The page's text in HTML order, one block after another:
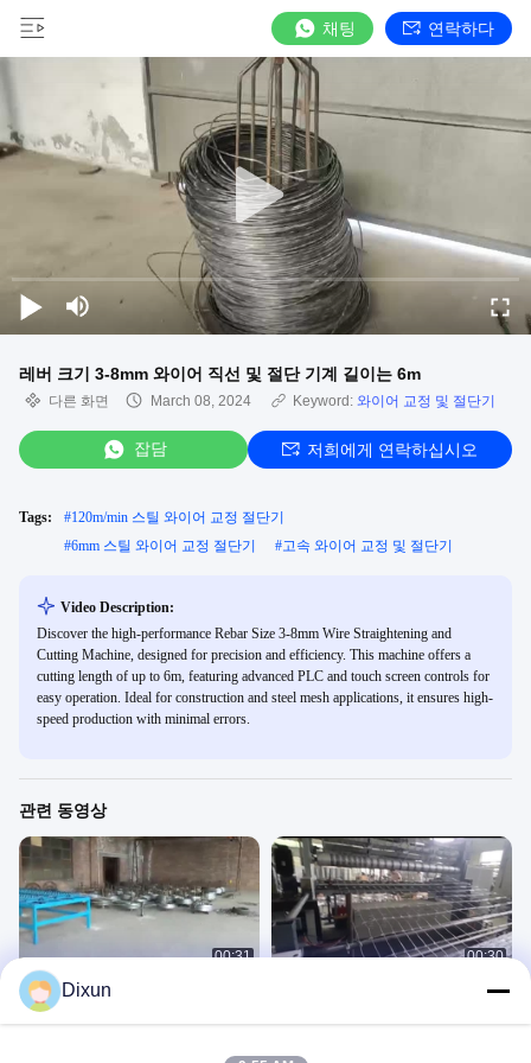
채팅 연락하다
레버 크기 3-8mm 와이어 직선 및 절단 기계 길이는 6m
다른 화면 March 08, 2024 Keyword: 와이어 교정 및 절단기
잡담 저희에게 연락하십시오
Tags: #120m/min 스틸 와이어 교정 절단기
#6mm 스틸 와이어 교정 절단기 #고속 와이어 교정 및 절단기
Video Description:
Discover the high-performance Rebar Size 3-8mm Wire Straightening and
Cutting Machine, designed for precision and efficiency. This machine offers a
cutting length of up to 6m, featuring advanced PLC and touch screen controls for
easy operation. Ideal for construction and steel mesh applications, it ensures high-
speed production with minimal errors.
관련 동영상
00:31
CE 서보 모터 6mm 건설 메쉬 용접 기
계
00:30
25배 2.4m 고정 매듭 울타리 기계를 감
February 06, 2023
Dixun